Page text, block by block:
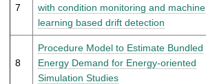
7
with condition monitoring and machine
learning based drift detection
8
Procedure Model to Estimate Bundled
Energy Demand for Energy-oriented
Simulation Studies